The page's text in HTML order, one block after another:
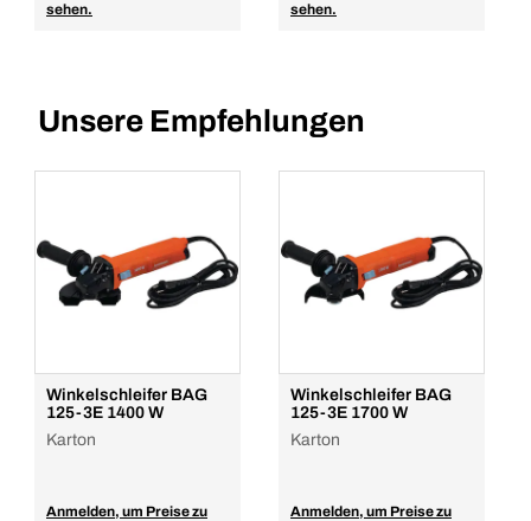
sehen.
sehen.
Unsere Empfehlungen
Winkelschleifer BAG
125-3E 1400 W
Karton
Anmelden, um Preise zu
Winkelschleifer BAG
125-3E 1700 W
Karton
Anmelden, um Preise zu